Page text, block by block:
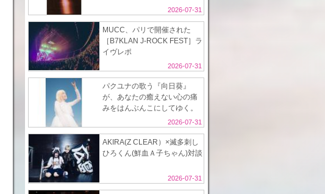
2026-07-31
MUCC、パリで開催された
［B7KLAN J-ROCK FEST］ラ
イヴレポ
2026-07-31
パクユナの歌う『向日葵』
が、あなたの癒えない心の痛
みをはんぶんこにしてゆく。
2026-07-31
AKIRA(Z CLEAR）×滅多刺し
ひろくん(鮮血Ａ子ちゃん)対談
2026-07-31